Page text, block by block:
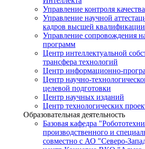
Управление контроля качества
Управление научной
кадров высшей квалификации
Управление сопровождения
программ
Центр интеллектуальной
трансфера технологий
Центр информационно-
Центр научно-
целевой подготовки
Центр научных изданий
Центр технологических
Образовательная деятельность
Базовая кафедра
производственного и
совместно с АО "Северо-